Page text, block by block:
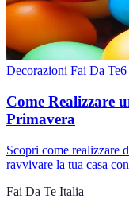
Decorazioni Fai Da Te6
Come Realizzare
Primavera
Scopri come realizzare
ravvivare la tua casa
Fai Da Te Italia